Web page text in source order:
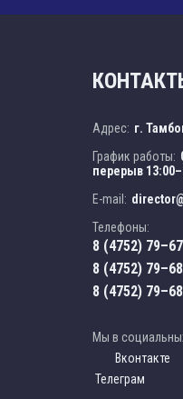
Адрес: г.
График работы:
перерыв
E-mail:
Телефоны:
8 (4752)
8 (4752)
8 (4752)
Мы в
Вконтакте
Телеграм